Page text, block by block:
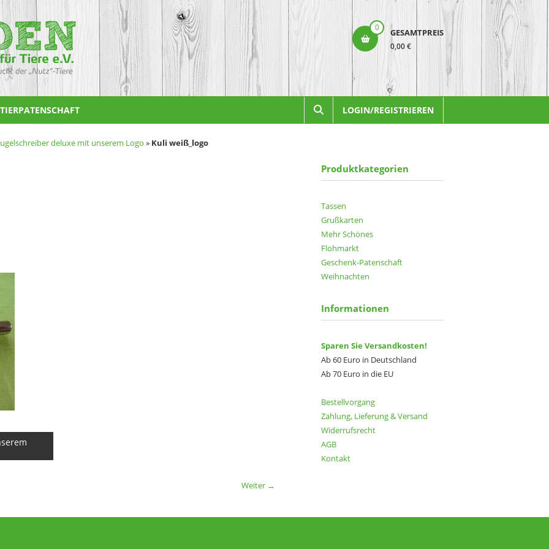
0 GESAMTPREIS
0,00 €
LOGIN/REGISTRIEREN
TIERPATENSCHAFT
deluxe mit unserem Logo » Kuli weiß_logo
Weiter →
Produktkategorien
Tassen
Grußkarten
Mehr Schönes
Flohmarkt
Geschenk-Patenschaft
Weihnachten
Informationen
Sparen Sie Versandkosten!
Ab 60 Euro in Deutschland
Ab 70 Euro in die EU
Bestellvorgang
Zahlung, Lieferung & Versand
Widerrufsrecht
AGB
Kontakt